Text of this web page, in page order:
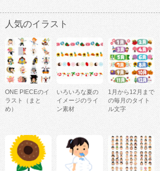
人気のイラスト
ONE PIECEのイ
ラスト（まと
め）
いろいろな夏の
イメージのライ
ン素材
1月から12月まで
の毎月のタイト
ル文字